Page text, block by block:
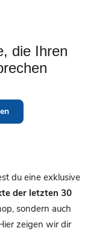
die Ihren
du eine exklusive
der letzten 30
sondern auch
zeigen wir dir